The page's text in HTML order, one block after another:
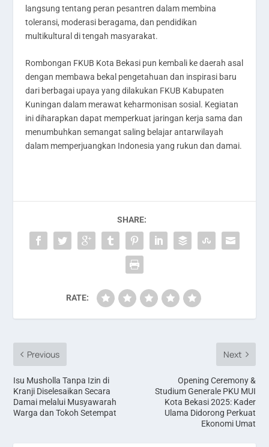
langsung tentang peran pesantren dalam membina
toleransi, moderasi beragama, dan pendidikan
multikultural di tengah masyarakat.
Rombongan FKUB Kota Bekasi pun kembali ke daerah asal
dengan membawa bekal pengetahuan dan inspirasi baru
dari berbagai upaya yang dilakukan FKUB Kabupaten
Kuningan dalam merawat keharmonisan sosial. Kegiatan
ini diharapkan dapat memperkuat jaringan kerja sama dan
menumbuhkan semangat saling belajar antarwilayah
dalam memperjuangkan Indonesia yang rukun dan damai.
SHARE:
RATE:
Previous
Isu Musholla Tanpa Izin di
Kranji Diselesaikan Secara
Damai melalui Musyawarah
Warga dan Tokoh Setempat
Next
Opening Ceremony &
Studium Generale PKU MUI
Kota Bekasi 2025: Kader
Ulama Didorong Perkuat
Ekonomi Umat